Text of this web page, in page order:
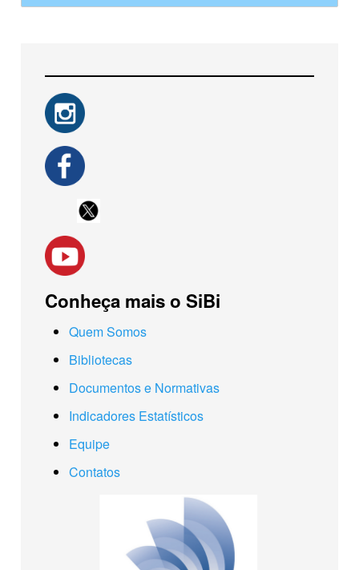
Conheça mais o SiBi
Quem Somos
Bibliotecas
Documentos e Normativas
Indicadores Estatísticos
Equipe
Contatos